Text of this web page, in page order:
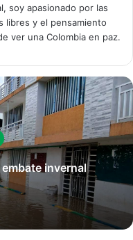
soy apasionado por las
libres y el pensamiento
ver una Colombia en paz.
invernal